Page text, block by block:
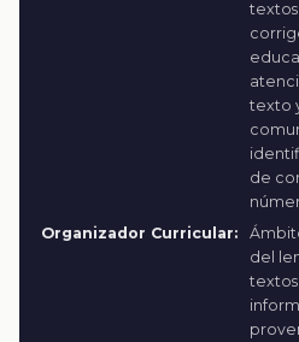
textos
texto
de
Organizador Curricular:
del